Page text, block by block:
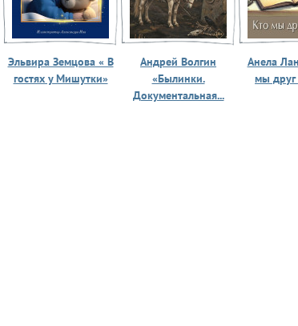
Эльвира Земцова « В
гостях у Мишутки»
Андрей Волгин
«Былинки.
Документальная...
Анела
мы друг